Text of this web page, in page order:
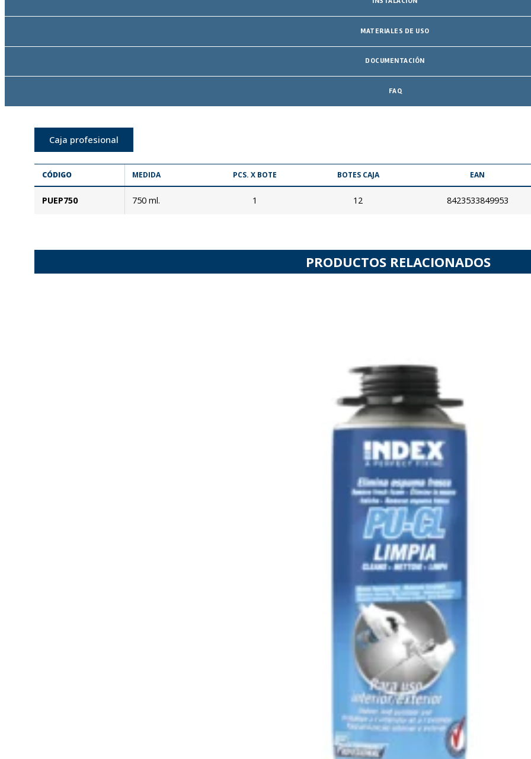
MATERIALES DE USO
DOCUMENTACIÓN
FAQ
Caja profesional
CÓDIGO MEDIDA PCS. X BOTE BOTES CAJA EAN
PUEP750 750 ml. 1 12 8423533849953
PRODUCTOS RELACIONADOS